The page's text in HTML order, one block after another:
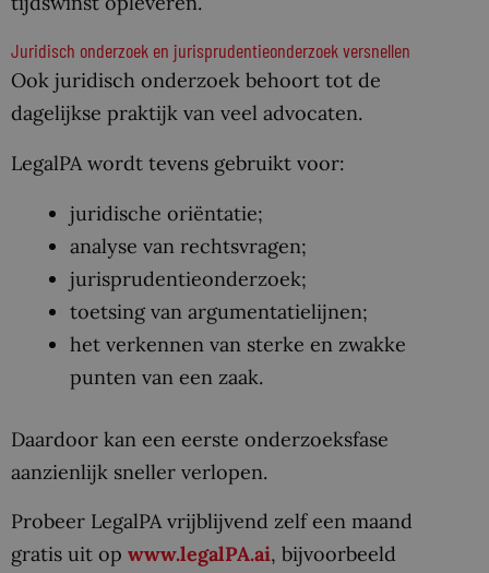
Juridisch onderzoek en jurisprudentieonderzoek versnellen
Ook juridisch onderzoek behoort tot de
dagelijkse praktijk van veel advocaten.
LegalPA wordt tevens gebruikt voor:
juridische oriëntatie;
analyse van rechtsvragen;
jurisprudentieonderzoek;
toetsing van argumentatielijnen;
het verkennen van sterke en zwakke
punten van een zaak.
Daardoor kan een eerste onderzoeksfase
aanzienlijk sneller verlopen.
Probeer LegalPA vrijblijvend zelf een maand
gratis uit op www.legalPA.ai, bijvoorbeeld